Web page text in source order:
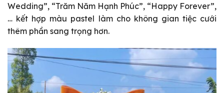
Wedding”, “Trăm Năm Hạnh Phúc”, “Happy Forever”,
… kết hợp màu pastel làm cho không gian tiệc cưới
thêm phần sang trọng hơn.